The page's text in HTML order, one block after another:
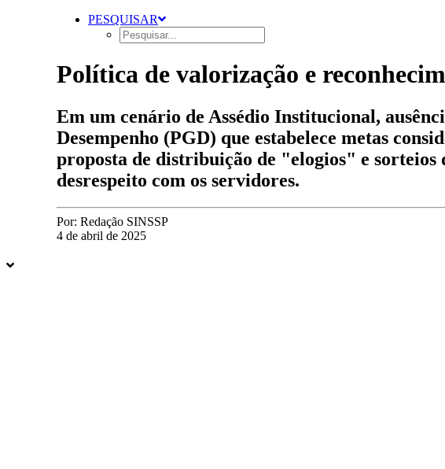
PESQUISAR
Política de valorização e
Em um cenário de Assédio Institucional,
Desempenho (PGD) que estabelece metas
proposta de distribuição de "elogios" e sorteios
desrespeito com os servidores.
Por: Redação SINSSP
4 de abril de 2025